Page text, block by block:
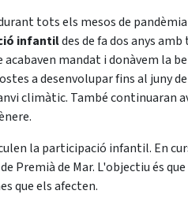
tots els mesos de
infantildes de fa dos anys
mandat i donàvem la
a desenvolupar fins al juny
climàtic. També continuaran
la participació infantil. En
Premià de Mar. L'objectiu és
que els afecten.